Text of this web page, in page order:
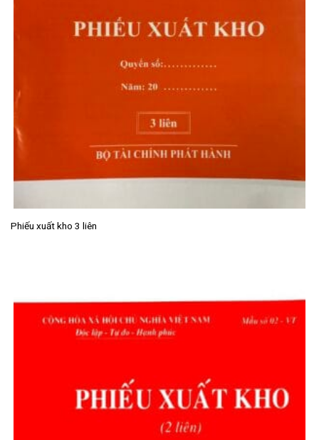
Phiếu xuất kho 3 liên